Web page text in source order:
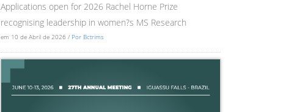
Applications open for 2026 Rachel Horne Prize
recognising leadership in women?s MS Research
em 10 de Abril de 2026 / Por Bctrims